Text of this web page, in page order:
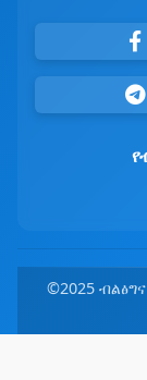
©2025